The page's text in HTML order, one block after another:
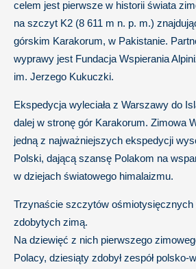
celem jest pierwsze w historii świata
na szczyt K2 (8 611 m n. p. m.)
górskim Karakorum, w Pakistanie.
wyprawy jest Fundacja Wspierania
im. Jerzego Kukuczki.
Ekspedycja wyleciała z Warszawy do
dalej w stronę gór Karakorum. Zimowa
jedną z najważniejszych ekspedycji
Polski, dającą szansę Polakom na
w dziejach światowego himalaizmu.
Trzynaście szczytów ośmiotysięcznych
zdobytych zimą.
Na dziewięć z nich pierwszego
Polacy, dziesiąty zdobył zespół polsko-